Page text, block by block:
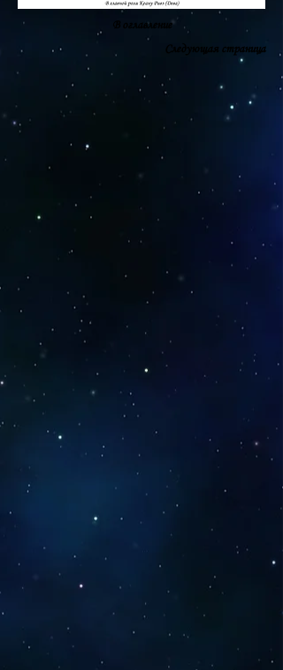
В оглавление
Следующая страница